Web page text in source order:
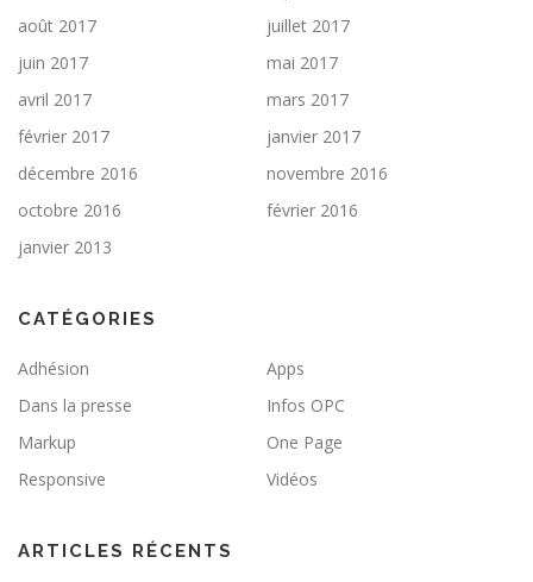
août 2017
juillet 2017
juin 2017
mai 2017
avril 2017
mars 2017
février 2017
janvier 2017
décembre 2016
novembre 2016
octobre 2016
février 2016
janvier 2013
CATÉGORIES
Adhésion
Apps
Dans la presse
Infos OPC
Markup
One Page
Responsive
Vidéos
ARTICLES RÉCENTS